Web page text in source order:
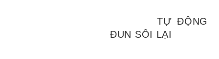
TỰ ĐỘNG
ĐUN SÔI LẠI